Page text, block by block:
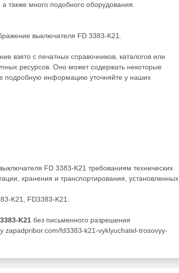
, а также много подобного оборудования.
выключателя FD 3383-K21.
взято с печатных справочников, каталогов или
ресурсов. Оно может содержать некоторые
подробную информацию уточняйте у наших
FD 3383-K21 требованиям технических
хранения и транспортирования, установленных
K21, FD3383-K21.
K21 без письменного разрешения
zapadpribor.com/fd3383-k21-vyklyuchatel-trosovyy-